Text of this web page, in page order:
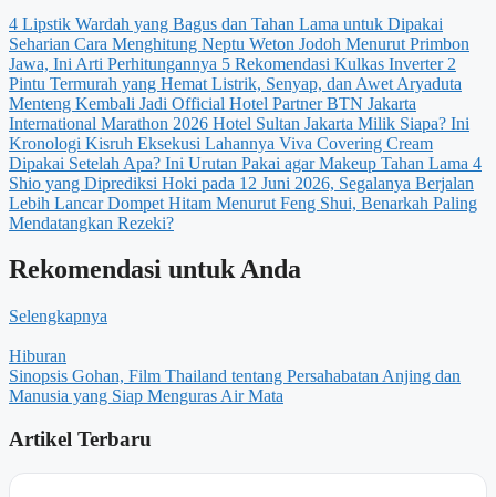
4 Lipstik Wardah yang Bagus dan Tahan Lama untuk Dipakai
Seharian Cara Menghitung Neptu Weton Jodoh Menurut Primbon
Jawa, Ini Arti Perhitungannya 5 Rekomendasi Kulkas Inverter 2
Pintu Termurah yang Hemat Listrik, Senyap, dan Awet Aryaduta
Menteng Kembali Jadi Official Hotel Partner BTN Jakarta
International Marathon 2026 Hotel Sultan Jakarta Milik Siapa? Ini
Kronologi Kisruh Eksekusi Lahannya Viva Covering Cream
Dipakai Setelah Apa? Ini Urutan Pakai agar Makeup Tahan Lama 4
Shio yang Diprediksi Hoki pada 12 Juni 2026, Segalanya Berjalan
Lebih LancarDompet Hitam Menurut Feng Shui, Benarkah Paling
Mendatangkan Rezeki?
Rekomendasi untuk Anda
Selengkapnya
Hiburan
Sinopsis Gohan, Film Thailand tentang Persahabatan Anjing dan
Manusia yang Siap Menguras Air Mata
Artikel Terbaru